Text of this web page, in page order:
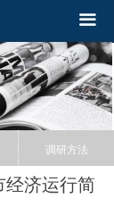
끀
调研方法
济运行简